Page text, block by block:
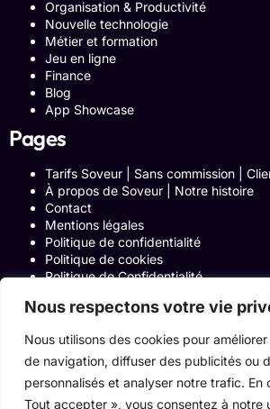
Nous respectons votre vie
Nous utilisons des cookies pour
de navigation, diffuser des publicités ou
personnalisés et analyser notre trafic. En
Tout accepter », vous consentez à notre
Organisation & Productivité
Nouvelle technologie
Métier et formation
Jeu en ligne
Finance
Blog
App Showcase
Pages
Tarifs Soveur | Sans commission |
À propos de Soveur | Notre histoire
Contact
Mentions légales
Politique de confidentialité
Politique de cookies
Politique de Confidentialité
Blog
Programme Affiliation
Conditions générales d’utilisation
ACCUEIL